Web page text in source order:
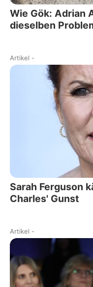
Wie Gök: Adrian
dieselben
Artikel -
Sarah Ferguson
Charles' Gunst
Artikel -